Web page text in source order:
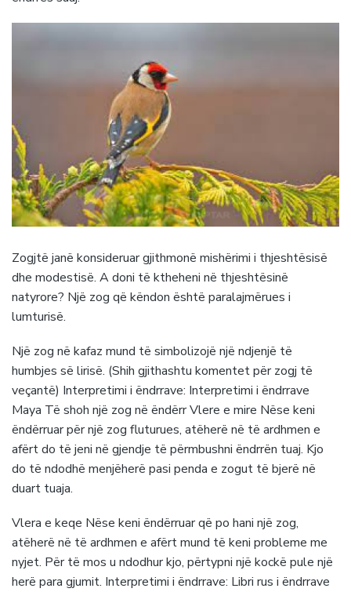
Zogjtë janë konsideruar gjithmonë mishërimi i thjeshtësisë
dhe modestisë. A doni të ktheheni në thjeshtësinë
natyrore? Një zog që këndon është paralajmërues i
lumturisë.
Një zog në kafaz mund të simbolizojë një ndjenjë të
humbjes së lirisë. (Shih gjithashtu komentet për zogj të
veçantë) Interpretimi i ëndrrave: Interpretimi i ëndrrave
Maya Të shoh një zog në ëndërr Vlere e mire Nëse keni
ëndërruar për një zog fluturues, atëherë në të ardhmen e
afërt do të jeni në gjendje të përmbushni ëndrrën tuaj. Kjo
do të ndodhë menjëherë pasi penda e zogut të bjerë në
duart tuaja.
Vlera e keqe Nëse keni ëndërruar që po hani një zog,
atëherë në të ardhmen e afërt mund të keni probleme me
nyjet. Për të mos u ndodhur kjo, përtypni një kockë pule një
herë para gjumit. Interpretimi i ëndrrave: Libri rus i ëndrrave